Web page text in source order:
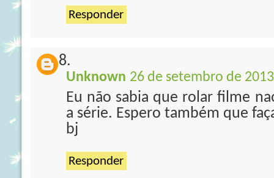
Responder
Unknown 26 de setembro de
Eu não sabia que rolar filme
a série. Espero também que
bj
Responder